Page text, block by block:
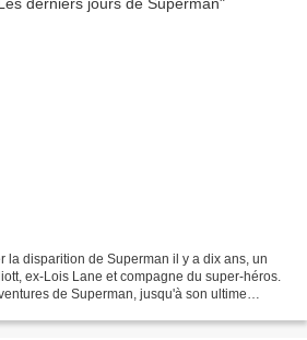
la disparition de Superman il y a dix ans, un
ex-Lois Lane et compagne du super-héros.
de Superman, jusqu'à son ultime